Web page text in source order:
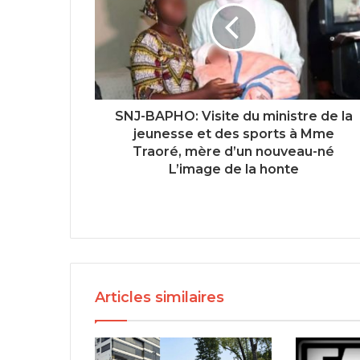
SNJ-BAPHO: Visite du ministre de la
jeunesse et des sports à Mme
Traoré, mère d’un nouveau-né
L’image de la honte
Articles similaires